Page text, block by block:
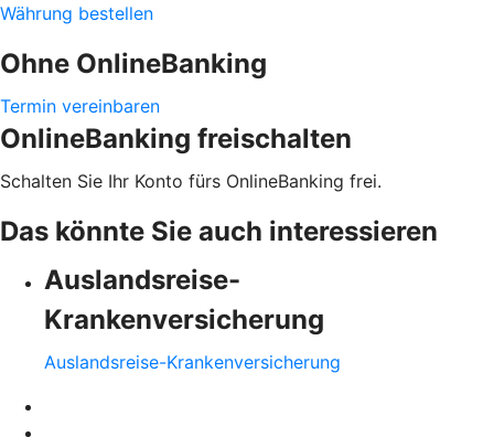
Währung bestellen
Ohne OnlineBanking
Termin vereinbaren
OnlineBanking freischalten
Schalten Sie Ihr Konto fürs OnlineBanking frei.
Das könnte Sie auch interessieren
Auslandsreise-
Krankenversicherung
Auslandsreise-Krankenversicherung